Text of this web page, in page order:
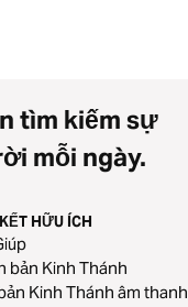
tìm kiếm sự
mỗi ngày.
HỮU ÍCH
bản Kinh Thánh
Kinh Thánh âm thanh